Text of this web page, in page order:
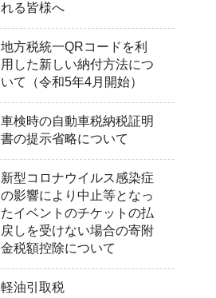
れる皆様へ
地方税統一QRコードを利
用した新しい納付方法につ
いて（令和5年4月開始）
車検時の自動車税納税証明
書の提示省略について
新型コロナウイルス感染症
の影響により中止等となっ
たイベントのチケットの払
戻しを受けない場合の寄附
金税額控除について
軽油引取税